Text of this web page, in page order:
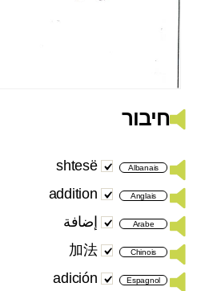
חיבור
Albanais
shtesë
Anglais
addition
Arabe إضافة
Chinois
加法
Espagnol
adición